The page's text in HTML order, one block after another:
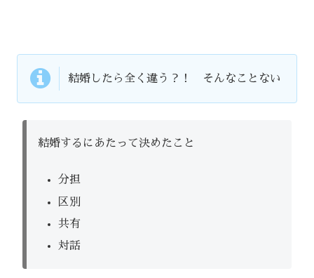
結婚したら全く違う？！ そんなことない
結婚するにあたって決めたこと
分担
区別
共有
対話